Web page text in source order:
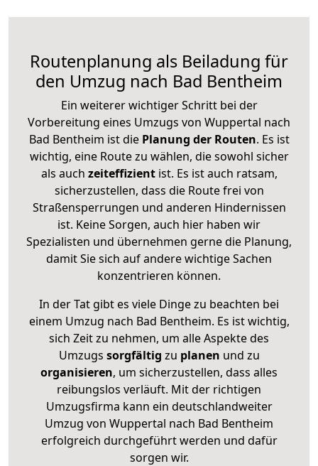
Routenplanung als Beiladung für
den Umzug nach Bad Bentheim
Ein weiterer wichtiger Schritt bei der
Vorbereitung eines Umzugs von Wuppertal nach
Bad Bentheim ist diePlanung der Routen. Es ist
wichtig, eine Route zu wählen, die sowohl sicher
als auch zeiteffizientist. Es ist auch ratsam,
sicherzustellen, dass die Route frei von
Straßensperrungen und anderen Hindernissen
ist. Keine Sorgen, auch hier haben wir
Spezialisten und übernehmen gerne die Planung,
damit Sie sich auf andere wichtige Sachen
konzentrieren können.
In der Tat gibt es viele Dinge zu beachten bei
einem Umzug nach Bad Bentheim. Es ist wichtig,
sich Zeit zu nehmen, um alle Aspekte des
Umzugs sorgfältig zu planen und zu
organisieren, um sicherzustellen, dass alles
reibungslos verläuft. Mit der richtigen
Umzugsfirma kann ein deutschlandweiter
Umzug von Wuppertal nach Bad Bentheim
erfolgreich durchgeführt werden und dafür
sorgen wir.